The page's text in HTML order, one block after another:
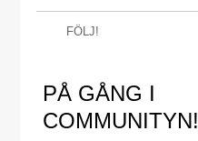
FÖLJ!
PÅ GÅNG I
COMMUNITYN!